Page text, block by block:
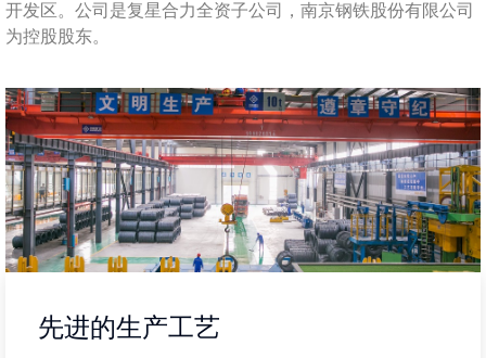
开发区。公司是复星合力全资子公司，南京钢铁股份有限公司
为控股股东。
先进的生产工艺